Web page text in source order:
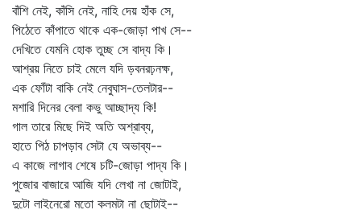
বাঁশি নেই, কাঁসি নেই, নাহি দেয় হাঁক সে,
পিঠেতে কাঁপাতে থাকে এক-জোড়া পাখ সে--
দেখিতে যেমনি হোক তুচ্ছ সে বাদ্য কি।
আশ্রয় নিতে চাই মেলে যদি ড়বনরঢ়নক্ষ,
এক ফোঁটা বাকি নেই নেবুঘাস-তেলটার--
মশারি দিনের বেলা কভু আচ্ছাদ্য কি!
গাল তারে মিছে দিই অতি অশ্রাব্য,
হাতে পিঠ চাপড়াব সেটা যে অভাব্য--
এ কাজে লাগাব শেষে চটি-জোড়া পাদ্য কি।
পুজোর বাজারে আজি যদি লেখা না জোটাই,
দুটো লাইনেরো মতো কলমটা না ছোটাই--